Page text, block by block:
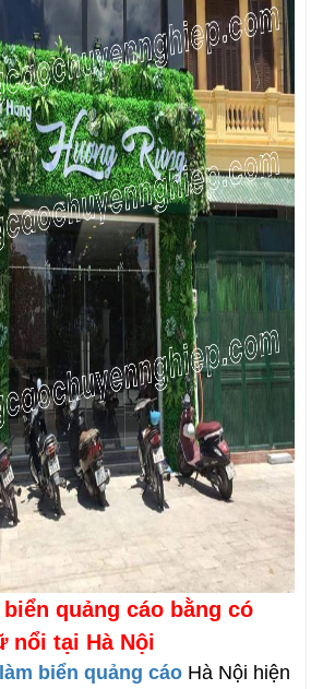
quảng cáo bằng có
nổi tại Hà Nội
làm biển quảng cáo Hà Nội hiện